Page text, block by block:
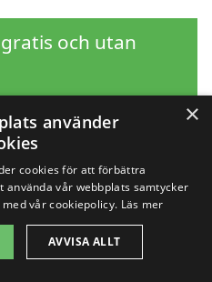
och utan
för
i andra
×
använder
cookies för att förbättra
använda vår webbplats samtycker
vår cookiepolicy. Läs mer
AVVISA ALLT